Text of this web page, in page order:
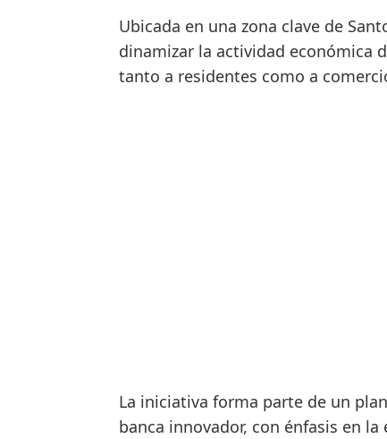
Ubicada en una zona clave de
dinamizar la actividad económica
tanto a residentes como a
La iniciativa forma parte de un
banca innovador, con énfasis en